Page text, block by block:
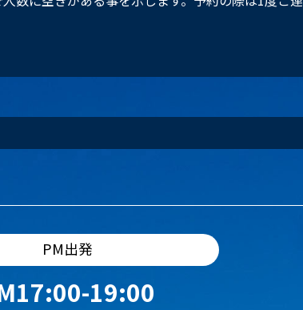
PM出発
19:00